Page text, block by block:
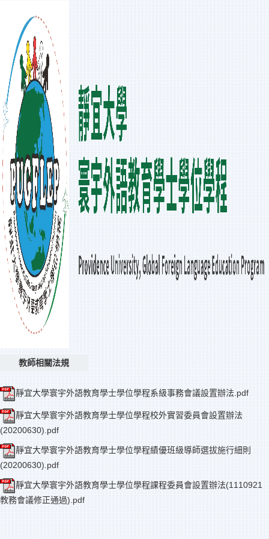
教師相關法規
靜宜大學寰宇外語教育學士學位學程系級事務會議設置辦法.pdf
靜宜大學寰宇外語教育學士學位學程校外實習委員會設置辦法
(20200630).pdf
靜宜大學寰宇外語教育學士學位學程績優班級導師選拔施行細則
(20200630).pdf
靜宜大學寰宇外語教育學士學位學程課程委員會設置辦法(1110921
教務會議修正通過).pdf